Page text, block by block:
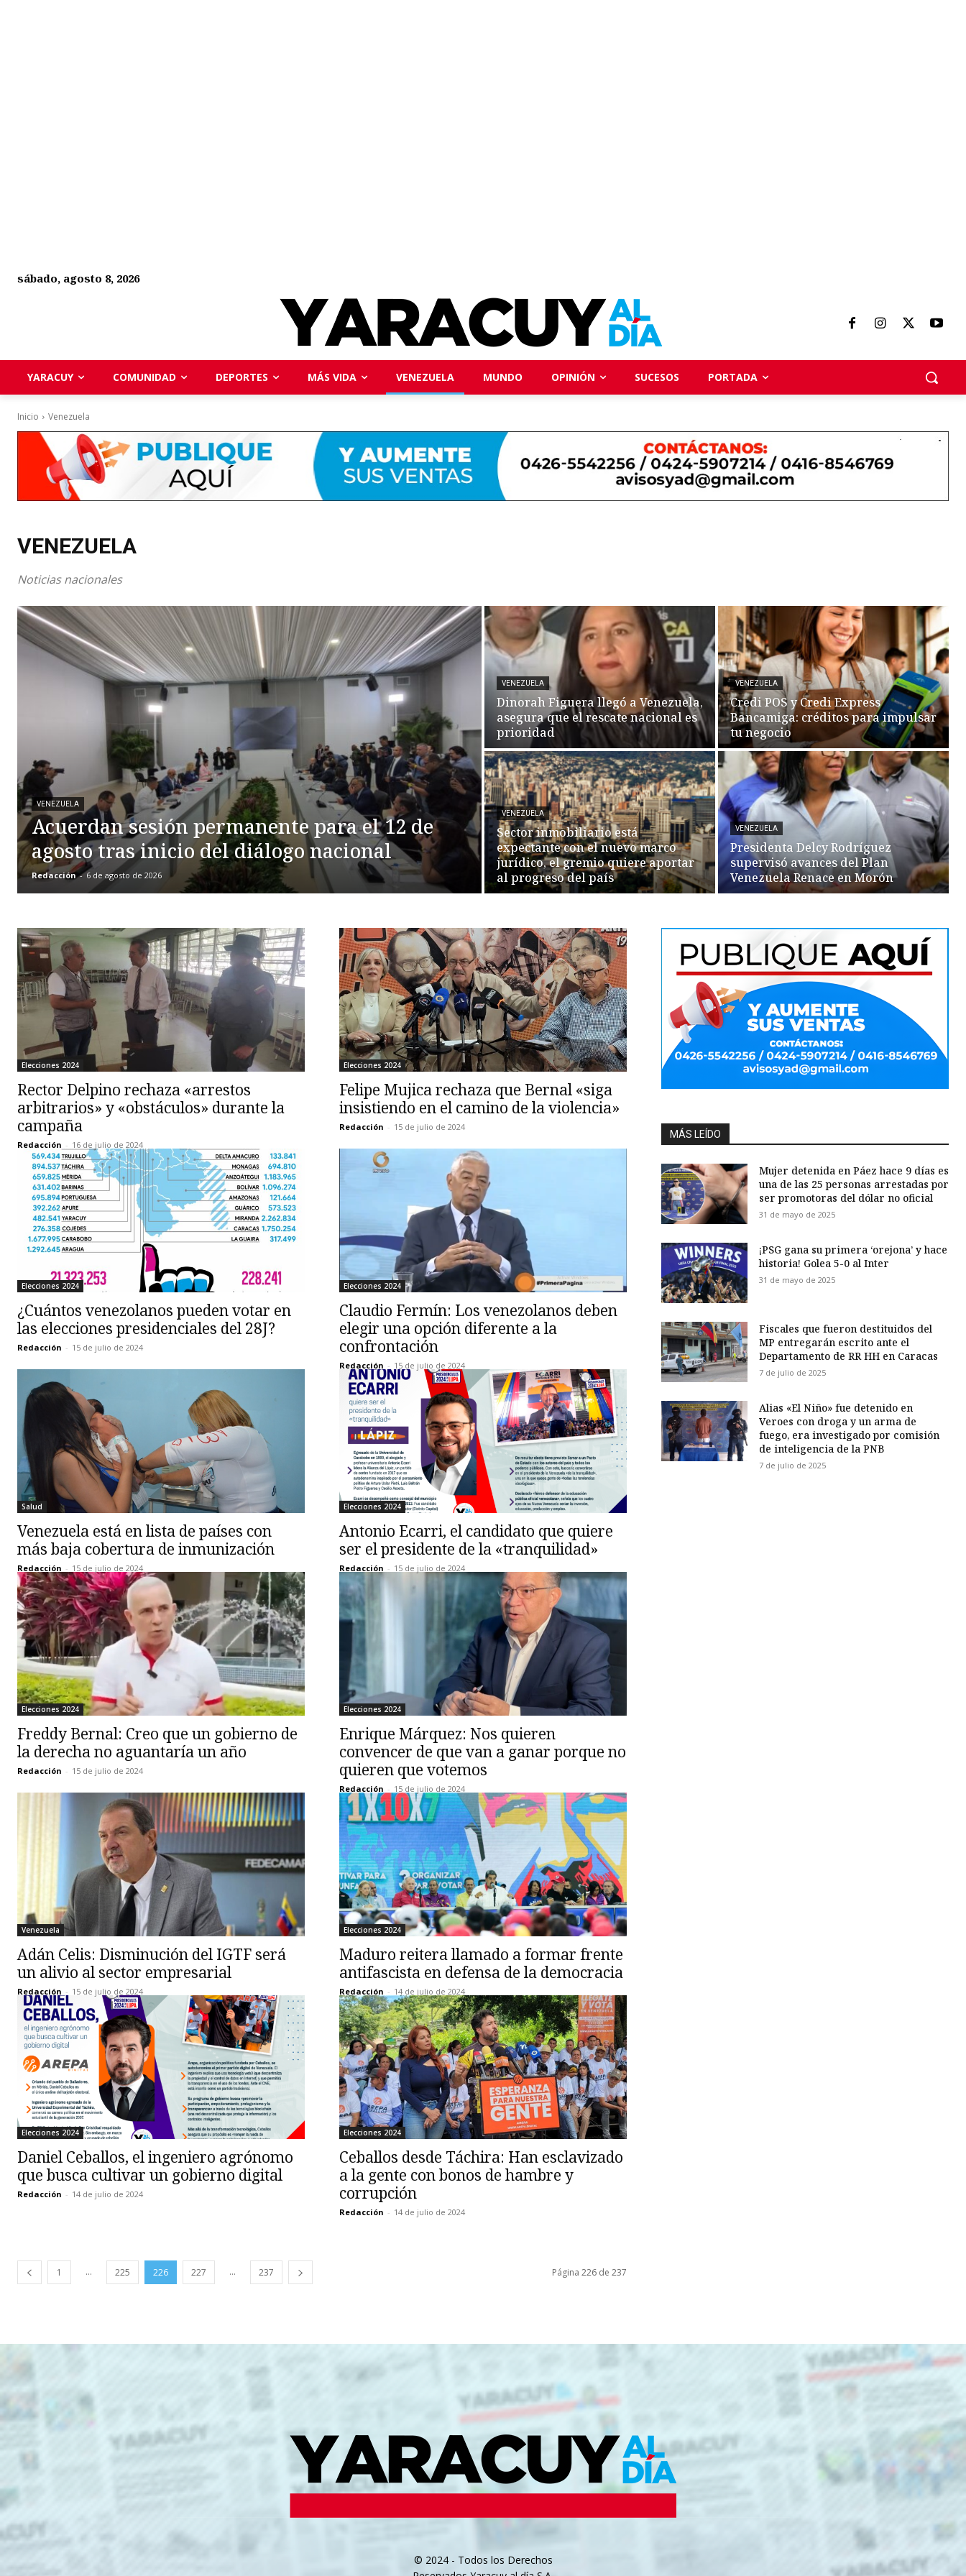
sábado, agosto 8, 2026
YARACUY COMUNIDAD DEPORTES MÁS VIDA VENEZUELA MUNDO OPINIÓN SUCESOS PORTADA
Inicio Venezuela
VENEZUELA
Noticias nacionales
VENEZUELA
Acuerdan sesión permanente para el 12 de
agosto tras inicio del diálogo nacional
Redacción - 6 de agosto de 2026
VENEZUELA
Dinorah Figuera llegó a Venezuela,
asegura que el rescate nacional es
prioridad
VENEZUELA
Credi POS y Credi Express
Bancamiga: créditos para impulsar
tu negocio
VENEZUELA
Sector inmobiliario está
expectante con el nuevo marco
jurídico, el gremio quiere aportar
al progreso del país
VENEZUELA
Presidenta Delcy Rodríguez
supervisó avances del Plan
Venezuela Renace en Morón
Elecciones 2024
Rector Delpino rechaza «arrestos
arbitrarios» y «obstáculos» durante la
campaña
Redacción - 16 de julio de 2024
Elecciones 2024
Felipe Mujica rechaza que Bernal «siga
insistiendo en el camino de la violencia»
Redacción - 15 de julio de 2024
Elecciones 2024
¿Cuántos venezolanos pueden votar en
las elecciones presidenciales del 28J?
Redacción - 15 de julio de 2024
Elecciones 2024
Claudio Fermín: Los venezolanos deben
elegir una opción diferente a la
confrontación
Redacción - 15 de julio de 2024
Salud
Venezuela está en lista de países con
más baja cobertura de inmunización
Redacción - 15 de julio de 2024
Elecciones 2024
Antonio Ecarri, el candidato que quiere
ser el presidente de la «tranquilidad»
Redacción - 15 de julio de 2024
Elecciones 2024
Freddy Bernal: Creo que un gobierno de
la derecha no aguantaría un año
Redacción - 15 de julio de 2024
Elecciones 2024
Enrique Márquez: Nos quieren
convencer de que van a ganar porque no
quieren que votemos
Redacción - 15 de julio de 2024
Venezuela
Adán Celis: Disminución del IGTF será
un alivio al sector empresarial
Redacción - 15 de julio de 2024
Elecciones 2024
Maduro reitera llamado a formar frente
antifascista en defensa de la democracia
Redacción - 14 de julio de 2024
Elecciones 2024
Daniel Ceballos, el ingeniero agrónomo
que busca cultivar un gobierno digital
Redacción - 14 de julio de 2024
Elecciones 2024
Ceballos desde Táchira: Han esclavizado
a la gente con bonos de hambre y
corrupción
Redacción - 14 de julio de 2024
1 ... 225 226 227 ... 237 Página 226 de 237
MÁS LEÍDO
Mujer detenida en Páez hace 9 días es
una de las 25 personas arrestadas por
ser promotoras del dólar no oficial
31 de mayo de 2025
¡PSG gana su primera ‘orejona’ y hace
historia! Golea 5-0 al Inter
31 de mayo de 2025
Fiscales que fueron destituidos del
MP entregarán escrito ante el
Departamento de RR HH en Caracas
7 de julio de 2025
Alias «El Niño» fue detenido en
Veroes con droga y un arma de
fuego, era investigado por comisión
de inteligencia de la PNB
7 de julio de 2025
© 2024 - Todos los Derechos